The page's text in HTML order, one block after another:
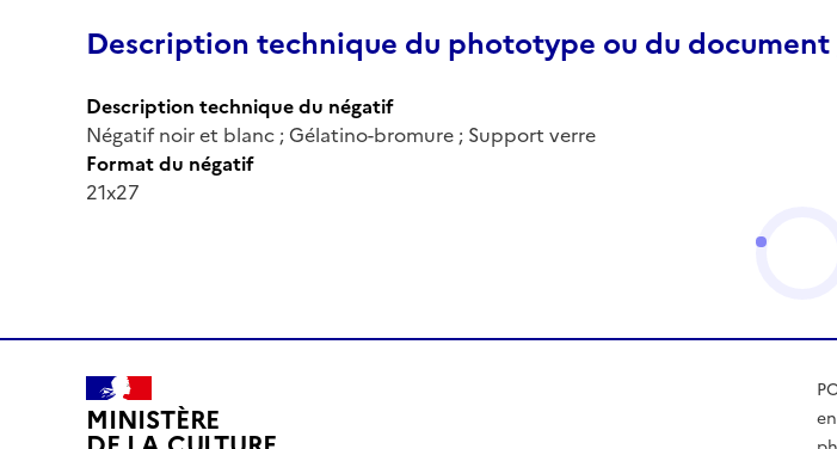
Description technique du phototype ou du
Description technique du négatif
Négatif noir et blanc ; Gélatino-bromure ; Support verre
Format du négatif
21x27
MINISTÈRE